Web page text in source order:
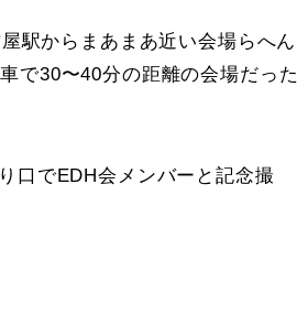
駅からまあまあ近い会場らへん
で30〜40分の距離の会場だった
口でEDH会メンバーと記念撮